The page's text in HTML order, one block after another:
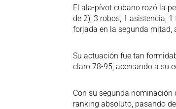
El ala-pívot cubano rozó la
de 2), 3 robos, 1 asistencia,
forjada en la segunda mitad,
Su actuación fue tan
claro 78-95, acercando a su
Con su segunda nominación
ranking absoluto, pasando